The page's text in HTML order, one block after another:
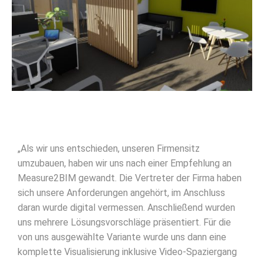
„Als wir uns entschieden, unseren Firmensitz
umzubauen, haben wir uns nach einer Empfehlung an
Measure2BIM gewandt. Die Vertreter der Firma haben
sich unsere Anforderungen angehört, im Anschluss
daran wurde digital vermessen. Anschließend wurden
uns mehrere Lösungsvorschläge präsentiert. Für die
von uns ausgewählte Variante wurde uns dann eine
komplette Visualisierung inklusive Video-Spaziergang